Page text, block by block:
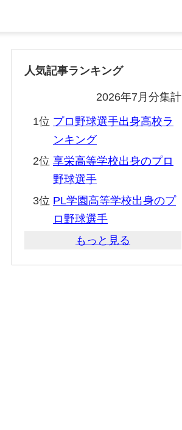
人気記事ランキング
2026年7月分集計
1位 プロ野球選手出身高校ラ
ンキング
2位 享栄高等学校出身のプロ
野球選手
3位 PL学園高等学校出身のプ
ロ野球選手
もっと見る